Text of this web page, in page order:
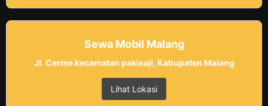
Sewa Mobil Malang
Jl. Cerme kecamatan pakisaji, Kabupaten Malang
Lihat Lokasi